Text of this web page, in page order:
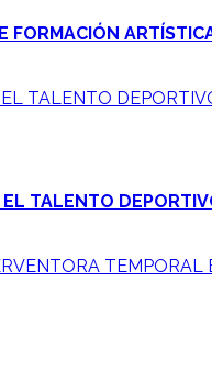
TALENTO
TALENTO